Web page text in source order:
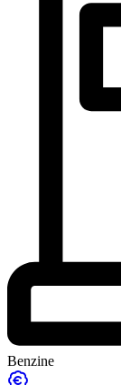
Benzine